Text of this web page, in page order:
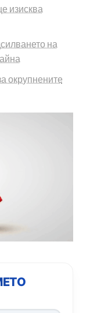
изисква
на
окрупнените